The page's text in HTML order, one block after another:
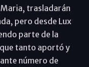
Maria, trasladarán
pero desde Lux
parte de la
tanto aportó y
número de